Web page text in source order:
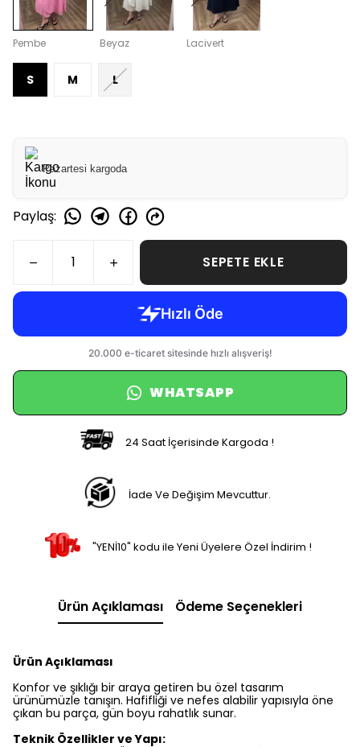
Pembe Beyaz Lacivert
S M L
Paylaş:
24 Saat İçerisinde Kargoda !
Konfor ve şıklığı bir araya getiren bu özel tasarım
ürünümüzle tanışın. Hafifliği ve nefes alabilir yapısıyla öne
çıkan bu parça, gün boyu rahatlık sunar.
Teknik Özellikler ve Yapı:
Kumaş Tipi:
Ürün, yüksek kaliteli
üretilmiştir. Müslin kumaşın doğal dokusu, cildinize